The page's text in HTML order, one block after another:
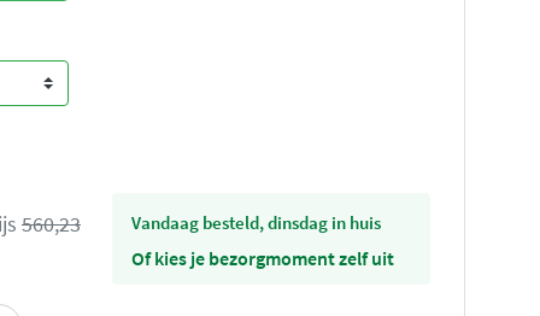
560,23 vandaag besteld, dinsdag in huis
Of kies je bezorgmoment zelf uit